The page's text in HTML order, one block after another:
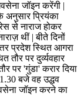
जॉइन करेंगी |
अनुसार प्रियंका
से नाराज होकर
थीं | बीते दिनों
प्रदेश स्थित आगरा
पर दुर्व्यवहार
पर 'गुंडा' करार दिया
बजे वह उद्धव
जॉइन करने का